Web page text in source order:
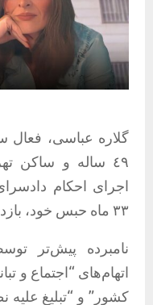
گلارە عباسی، فعال
٤٩ سالە و ساکن
اجرای احکام
٣٣ ماه حبس خود، بازداشت و راهی زندان اوین شد.
نامبرده پیش‌تر
اتهام‌های “اجتماع و